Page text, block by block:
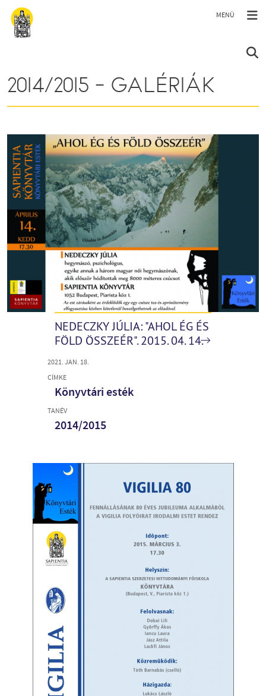
Ugrás a tartalomra
2014/2015 - GALÉRIÁK
NEDECZKY JÚLIA: "AHOL ÉG ÉS
FÖLD ÖSSZEÉR". 2015. 04. 14.
2021. JAN. 18.
CÍMKE
Könyvtári esték
TANÉV
2014/2015